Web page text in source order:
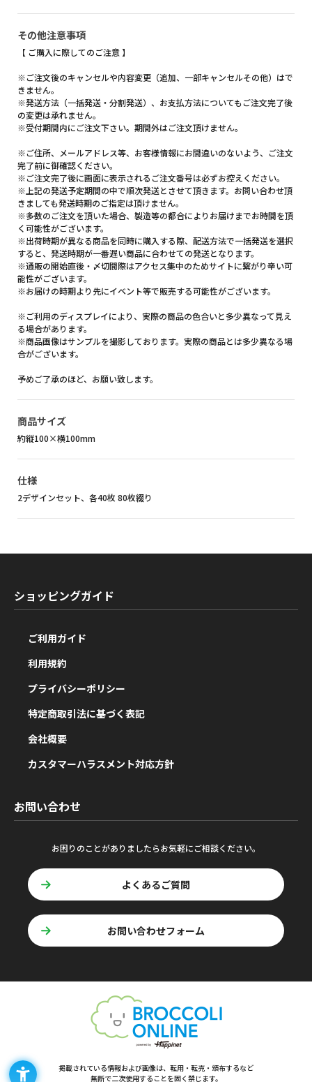
その他注意事項
【 ご購入に際してのご注意 】
※ご注文後のキャンセルや内容変更（追加、一部キャンセルその他）はで
きません。
※発送方法（一括発送・分割発送）、お支払方法についてもご注文完了後
の変更は承れません。
※受付期間内にご注文下さい。期間外はご注文頂けません。
※ご住所、メールアドレス等、お客様情報にお間違いのないよう、ご注文
完了前に御確認ください。
※ご注文完了後に画面に表示されるご注文番号は必ずお控えください。
※上記の発送予定期間の中で順次発送とさせて頂きます。お問い合わせ頂
きましても発送時期のご指定は頂けません。
※多数のご注文を頂いた場合、製造等の都合によりお届けまでお時間を頂
く可能性がございます。
※出荷時期が異なる商品を同時に購入する際、配送方法で一括発送を選択
すると、発送時期が一番遅い商品に合わせての発送となります。
※通販の開始直後・〆切間際はアクセス集中のためサイトに繋がり辛い可
能性がございます。
※お届けの時期より先にイベント等で販売する可能性がございます。
※ご利用のディスプレイにより、実際の商品の色合いと多少異なって見え
る場合があります。
※商品画像はサンプルを撮影しております。実際の商品とは多少異なる場
合がございます。
予めご了承のほど、お願い致します。
商品サイズ
約縦100×横100mm
仕様
2デザインセット、各40枚 80枚綴り
ショッピングガイド
ご利用ガイド
利用規約
プライバシーポリシー
特定商取引法に基づく表記
会社概要
カスタマーハラスメント対応方針
お問い合わせ
お困りのことがありましたらお気軽にご相談ください。
よくあるご質問
お問い合わせフォーム
掲載されている情報および画像は、転用・転売・頒布するなど
無断で二次使用することを固く禁じます。